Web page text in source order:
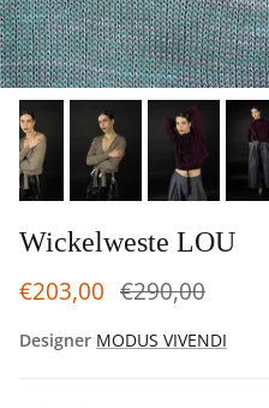
Wickelweste LOU
€203,00 €290,00
Designer MODUS VIVENDI